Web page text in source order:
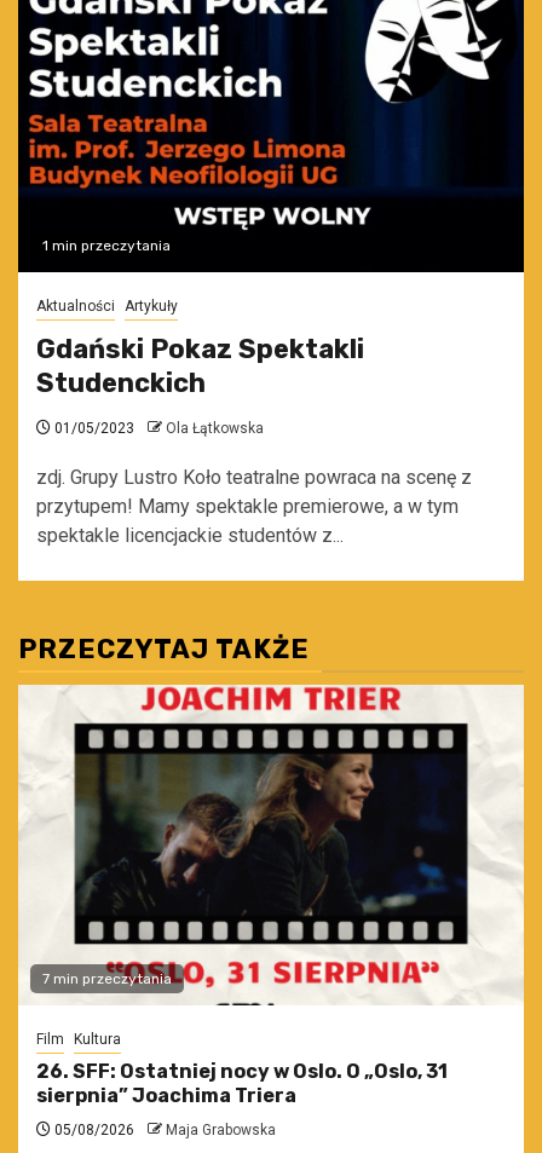
1 min przeczytania
Aktualności Artykuły
Gdański Pokaz Spektakli
Studenckich
01/05/2023 Ola Łątkowska
zdj. Grupy Lustro Koło teatralne powraca na scenę z
przytupem! Mamy spektakle premierowe, a w tym
spektakle licencjackie studentów z...
PRZECZYTAJ TAKŻE
7 min przeczytania
Film Kultura
26. SFF: Ostatniej nocy w Oslo. O „Oslo, 31
sierpnia” Joachima Triera
05/08/2026 Maja Grabowska